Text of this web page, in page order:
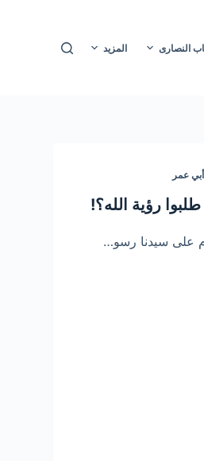
النصارى المزيد
عمر
طلبوا رؤية الله؟!
على سيدنا رسو…